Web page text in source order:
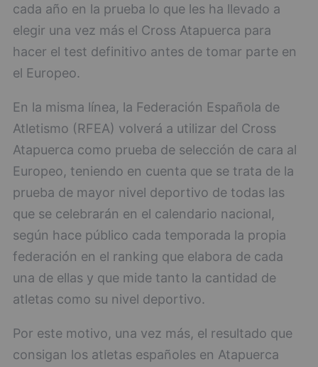
cada año en la prueba lo que les ha llevado a
elegir una vez más el Cross Atapuerca para
hacer el test definitivo antes de tomar parte en
el Europeo.
En la misma línea, la Federación Española de
Atletismo (RFEA) volverá a utilizar del Cross
Atapuerca como prueba de selección de cara al
Europeo, teniendo en cuenta que se trata de la
prueba de mayor nivel deportivo de todas las
que se celebrarán en el calendario nacional,
según hace público cada temporada la propia
federación en el ranking que elabora de cada
una de ellas y que mide tanto la cantidad de
atletas como su nivel deportivo.
Por este motivo, una vez más, el resultado que
consigan los atletas españoles en Atapuerca